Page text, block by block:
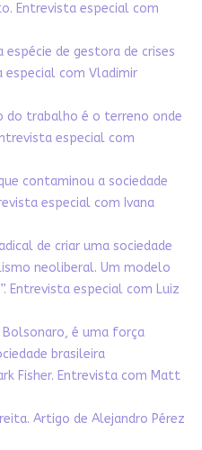
Entrevista especial com
de gestora de crises
com Vladimir
do trabalho é o terreno onde
especial com
contaminou a sociedade
especial com Ivana
de criar uma sociedade
neoliberal. Um modelo
Entrevista especial com Luiz
é uma força
brasileira
Fisher. Entrevista com Matt
Artigo de Alejandro Pérez